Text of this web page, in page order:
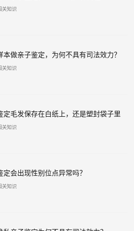
关知识
本做亲子鉴定，为何不具有司法效力？
关知识
定毛发保存在白纸上，还是塑封袋子里
关知识
定会出现性别位点异常吗？
关知识